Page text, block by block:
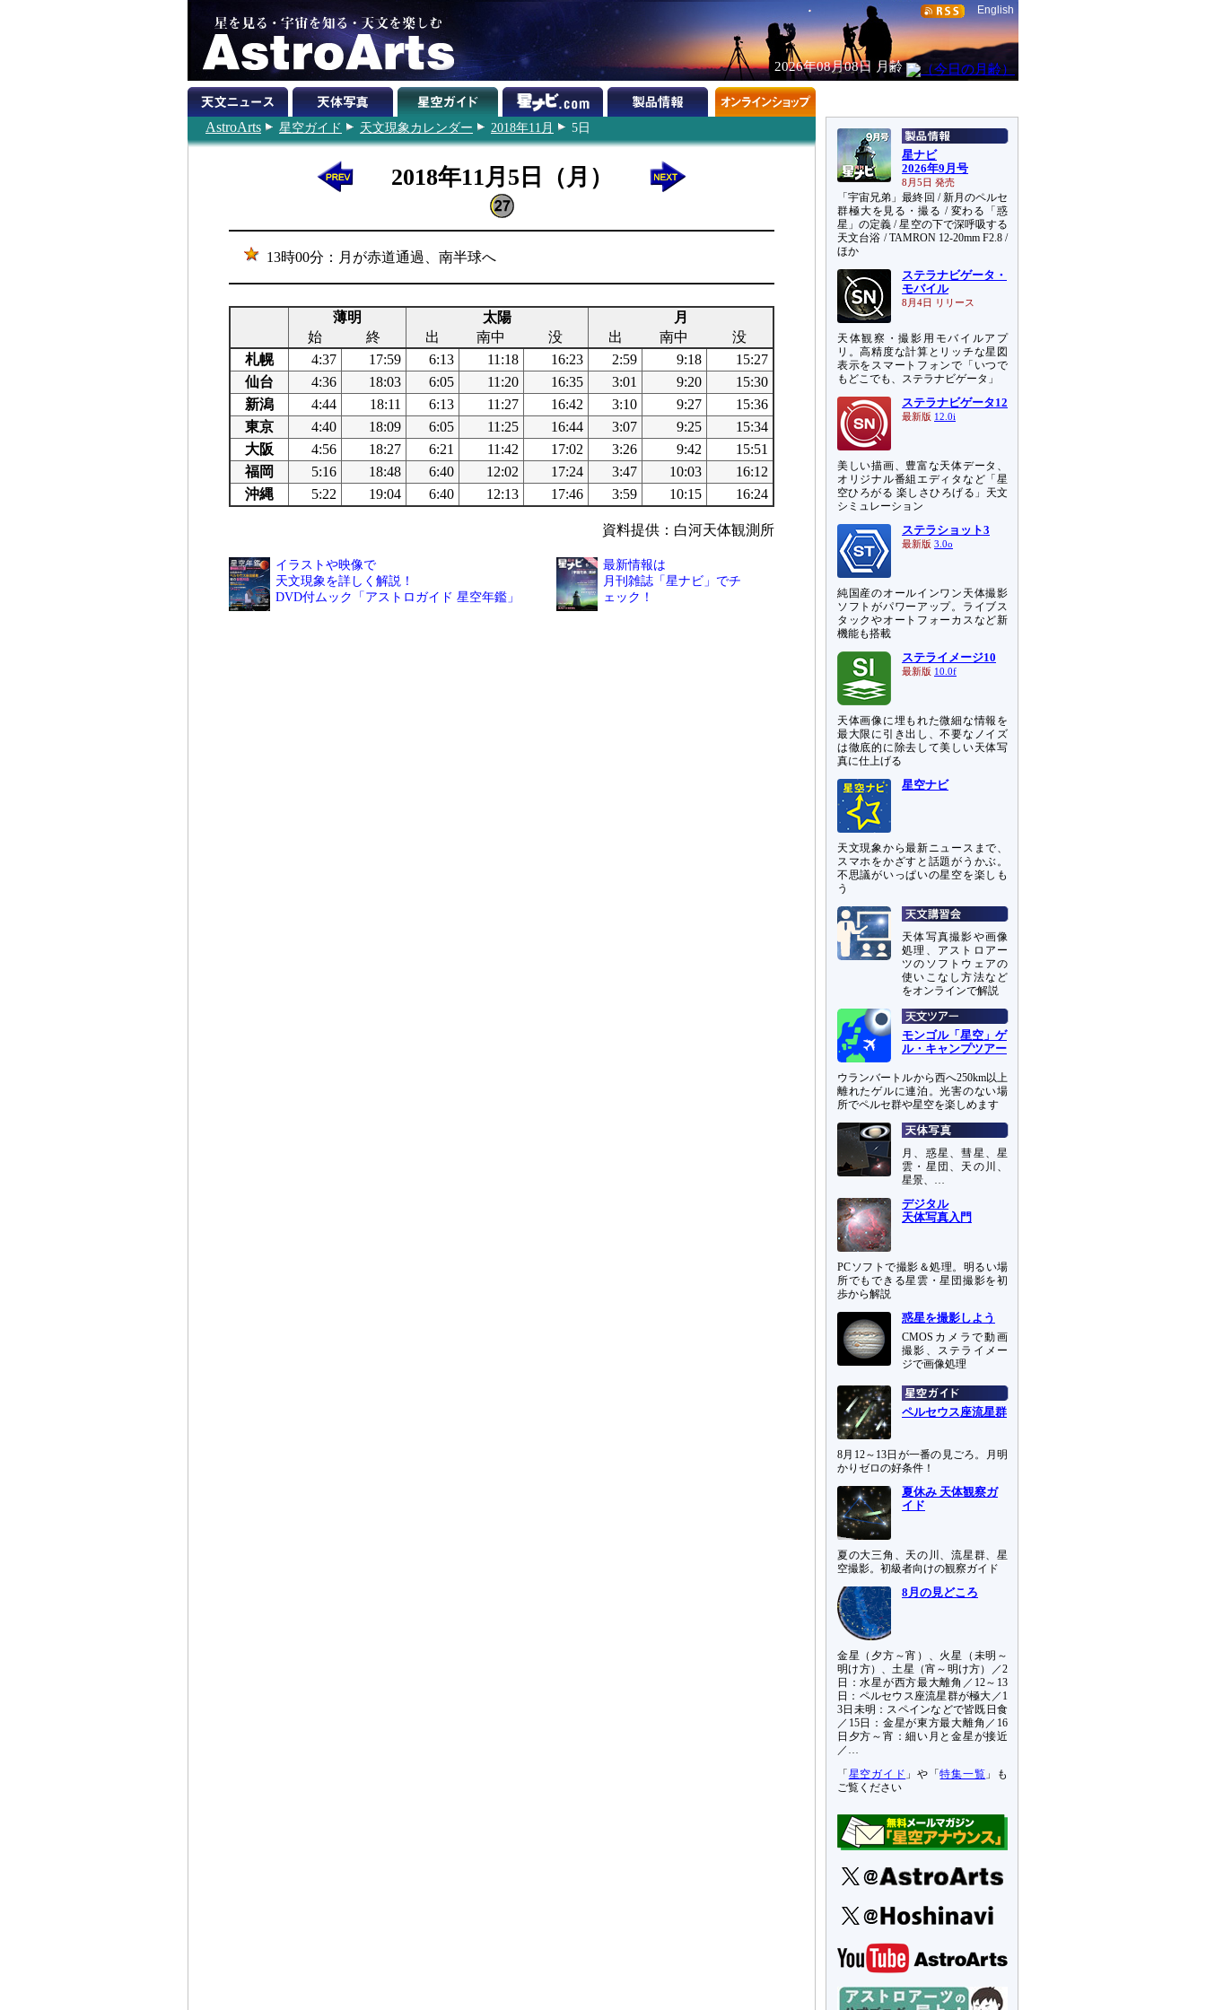
English
2026年08月08日 月齢
AstroArts 星空ガイド 天文現象カレンダー 2018年11月 5日
2018年11月5日（月）
13時00分：月が赤道通過、南半球へ
薄明 太陽
月
始
終 出 南中 没 出 南中
没
札幌
4:37 17:59 6:13 11:18 16:23 2:59 9:18
15:27
仙台
4:36 18:03 6:05 11:20 16:35 3:01 9:20
15:30
新潟
4:44 18:11 6:13 11:27 16:42 3:10 9:27
15:36
東京
4:40 18:09 6:05 11:25 16:44 3:07 9:25
15:34
大阪
4:56 18:27 6:21 11:42 17:02 3:26 9:42
15:51
福岡
5:16 18:48 6:40 12:02 17:24 3:47 10:03
16:12
沖縄
5:22 19:04 6:40 12:13 17:46 3:59 10:15 16:24
資料提供：白河天体観測所
イラストや映像で
天文現象を詳しく解説！
DVD付ムック「アストロガイド 星空年鑑」
最新情報は
月刊雑誌「星ナビ」でチ
ェック！
星ナビ
2026年9月号
8月5日 発売
「宇宙兄弟」最終回 / 新月のペルセ
群極大を見る・撮る / 変わる「惑
星」の定義 / 星空の下で深呼吸する
天文台浴 / TAMRON 12-20mm F2.8 /
ほか
ステラナビゲータ・
モバイル
8月4日 リリース
天体観察・撮影用モバイルアプ
リ。高精度な計算とリッチな星図
表示をスマートフォンで「いつで
もどこでも、ステラナビゲータ」
ステラナビゲータ12
最新版 12.0i
美しい描画、豊富な天体データ、
オリジナル番組エディタなど「星
空ひろがる 楽しさひろげる」天文
シミュレーション
ステラショット3
最新版 3.0o
純国産のオールインワン天体撮影
ソフトがパワーアップ。ライブス
タックやオートフォーカスなど新
機能も搭載
ステライメージ10
最新版 10.0f
天体画像に埋もれた微細な情報を
最大限に引き出し、不要なノイズ
は徹底的に除去して美しい天体写
真に仕上げる
星空ナビ
天文現象から最新ニュースまで、
スマホをかざすと話題がうかぶ。
不思議がいっぱいの星空を楽しも
う
天体写真撮影や画像
処理、アストロアー
ツのソフトウェアの
使いこなし方法など
をオンラインで解説
モンゴル「星空」ゲ
ル・キャンプツアー
ウランバートルから西へ250km以上
離れたゲルに連泊。光害のない場
所でペルセ群や星空を楽しめます
月、惑星、彗星、星
雲・星団、天の川、
星景、…
デジタル
天体写真入門
PCソフトで撮影＆処理。明るい場
所でもできる星雲・星団撮影を初
歩から解説
惑星を撮影しよう
CMOSカメラで動画
撮影、ステライメー
ジで画像処理
ペルセウス座流星群
8月12～13日が一番の見ごろ。月明
かりゼロの好条件！
夏休み 天体観察ガ
イド
夏の大三角、天の川、流星群、星
空撮影。初級者向けの観察ガイド
8月の見どころ
金星（夕方～宵）、火星（未明～
明け方）、土星（宵～明け方）／2
日：水星が西方最大離角／12～13
日：ペルセウス座流星群が極大／1
3日未明：スペインなどで皆既日食
／15日：金星が東方最大離角／16
日夕方～宵：細い月と金星が接近
／…
「 星空ガイド 」や「特集一覧 」も
ご覧ください